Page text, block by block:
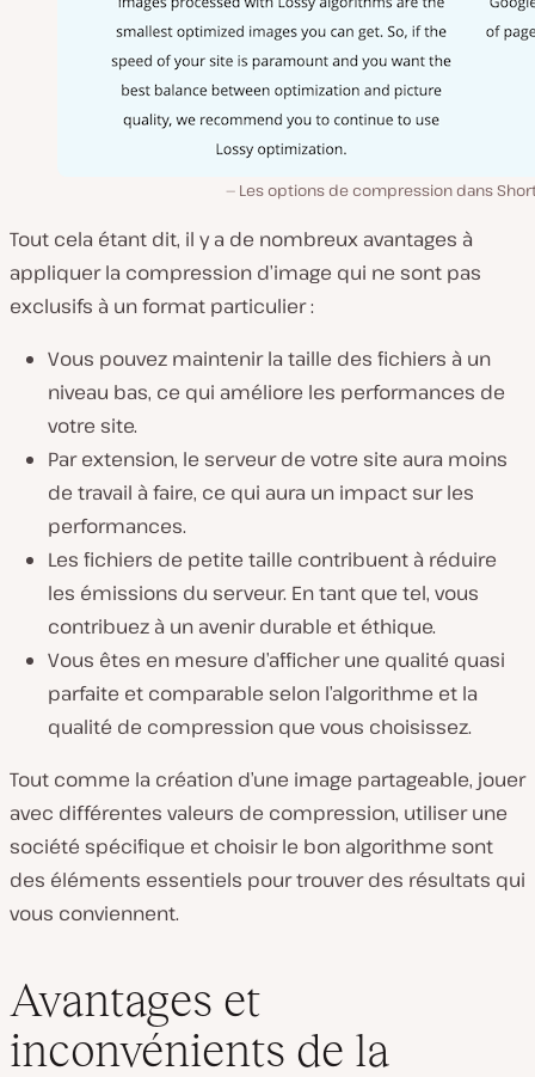
Les options de compression dans
Tout cela étant dit, il y a de nombreux avantages à
appliquer la compression d’image qui ne sont pas
exclusifs à un format particulier :
Vous pouvez maintenir la taille des fichiers à un
niveau bas, ce qui améliore les performances de
votre site.
Par extension, le serveur de votre site aura moins
de travail à faire, ce qui aura un impact sur les
performances.
Les fichiers de petite taille contribuent à réduire
les émissions du serveur. En tant que tel, vous
contribuez à un avenir durable et éthique.
Vous êtes en mesure d’afficher une qualité quasi
parfaite et comparable selon l’algorithme et la
qualité de compression que vous choisissez.
Tout comme la création d’une image partageable, jouer
avec différentes valeurs de compression, utiliser une
société spécifique et choisir le bon algorithme sont
des éléments essentiels pour trouver des résultats qui
vous conviennent.
Avantages et
inconvénients de la